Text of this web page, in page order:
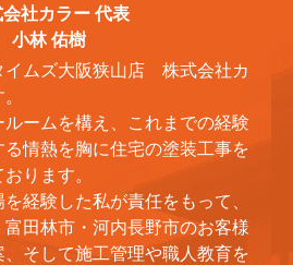
社カラー 代表
小林 佑樹
イムズ大阪狭山店 株式会社カ
ームを構え、これまでの経験
情熱を胸に住宅の塗装工事を
ります。
経験した私が責任をもって、
田林市・河内長野市のお客様
そして施工管理や職人教育を